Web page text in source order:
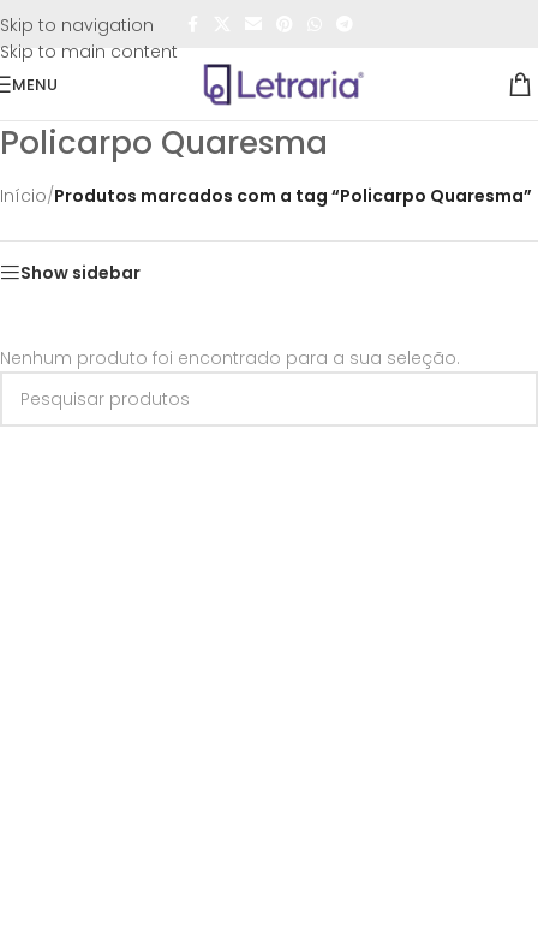
Skip to navigation
Skip to main content
FRETE GRÁTIS
MENU
Policarpo Quaresma
Início/Produtos marcados com a tag “Policarpo Quaresma”
Show sidebar
Nenhum produto foi encontrado para a sua seleção.